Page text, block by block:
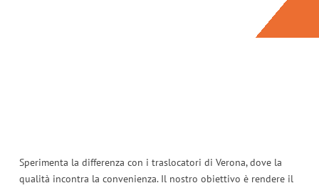
Sperimenta la differenza con i traslocatori di Verona, dove la
qualità incontra la convenienza. Il nostro obiettivo è rendere il